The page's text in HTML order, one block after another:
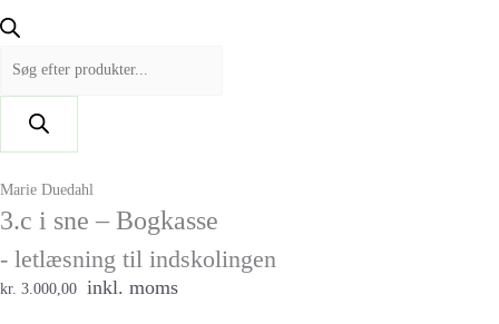
Marie Duedahl
3.c i sne – Bogkasse
- letlæsning til indskolingen
kr. 3.000,00 inkl. moms